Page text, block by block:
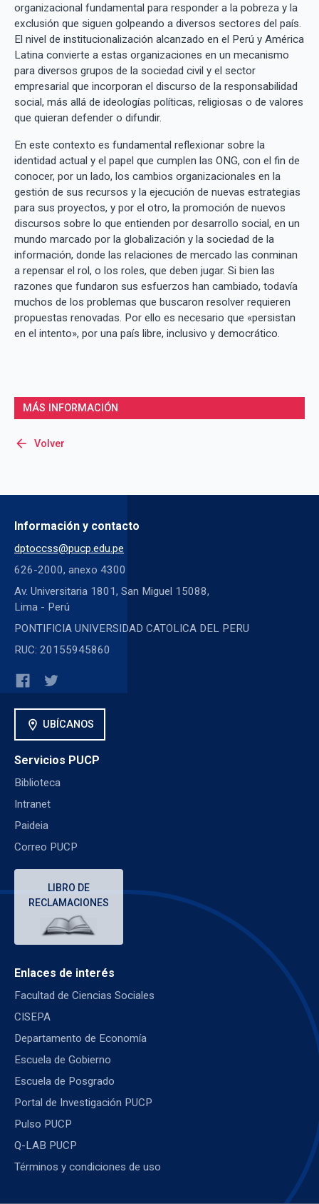
organizacional fundamental para responder a la pobreza y la
exclusión que siguen golpeando a diversos sectores del país.
El nivel de institucionalización alcanzado en el Perú y América
Latina convierte a estas organizaciones en un mecanismo
para diversos grupos de la sociedad civil y el sector
empresarial que incorporan el discurso de la responsabilidad
social, más allá de ideologías políticas, religiosas o de valores
que quieran defender o difundir.
En este contexto es fundamental reflexionar sobre la
identidad actual y el papel que cumplen las ONG, con el fin de
conocer, por un lado, los cambios organizacionales en la
gestión de sus recursos y la ejecución de nuevas estrategias
para sus proyectos, y por el otro, la promoción de nuevos
discursos sobre lo que entienden por desarrollo social, en un
mundo marcado por la globalización y la sociedad de la
información, donde las relaciones de mercado las conminan
a repensar el rol, o los roles, que deben jugar. Si bien las
razones que fundaron sus esfuerzos han cambiado, todavía
muchos de los problemas que buscaron resolver requieren
propuestas renovadas. Por ello es necesario que «persistan
en el intento», por una país libre, inclusivo y democrático.
MÁS INFORMACIÓN
arrow_back Volver
Información y contacto
dptoccss@pucp.edu.pe
626-2000, anexo 4300
Av. Universitaria 1801, San Miguel 15088,
Lima - Perú
PONTIFICIA UNIVERSIDAD CATOLICA DEL PERU
RUC: 20155945860
location_on UBÍCANOS
Servicios PUCP
Biblioteca
Intranet
Paideia
Correo PUCP
LIBRO DE
RECLAMACIONES
Enlaces de interés
Facultad de Ciencias Sociales
CISEPA
Departamento de Economía
Escuela de Gobierno
Escuela de Posgrado
Portal de Investigación PUCP
Pulso PUCP
Q-LAB PUCP
Términos y condiciones de uso